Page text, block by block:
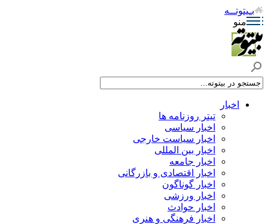
بـیتوتــه
منو
اخبار
تیتر روزنامه ها
اخبار سیاسی
اخبار سیاست خارجی
اخبار بین المللی
اخبار جامعه
اخبار اقتصادی و بازرگانی
اخبار گوناگون
اخبار ورزشی
اخبار حوادث
اخبار فرهنگی و هنری